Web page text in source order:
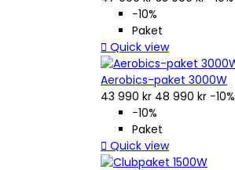
−10%
Paket
 Quick view
Aerobics-paket 3000W
43 990 kr 48 990 kr −10%
−10%
Paket
 Quick view